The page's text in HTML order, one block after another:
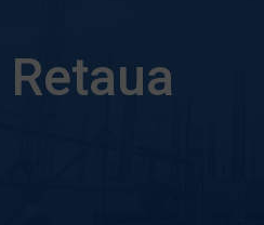
Retaua